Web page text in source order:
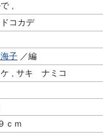
,
コカデ
子 ／編
, サキ ナミコ
ｃｍ